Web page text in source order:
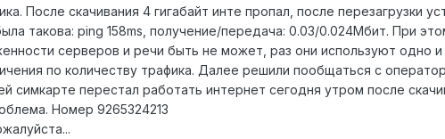
После скачивания 4 гигабайт инте пропал, после перезагрузки
такова: ping 158ms, получение/передача: 0.03/0.024Мбит. При
серверов и речи быть не может, раз они используют одно
по количеству трафика. Далее решили пообщаться с
симкарте перестал работать интернет сегодня утром после
Номер 9265324213